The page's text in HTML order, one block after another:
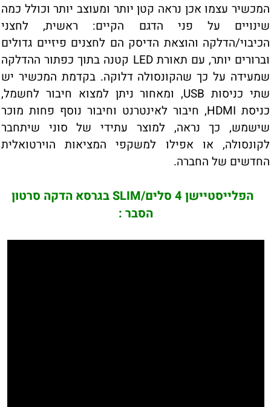
המכשיר עצמו אכן נראה קטן יותר ומעוצב יותר וכולל כמה
שינויים על פני הדגם הקיים: ראשית, לחצני
הכיבוי/הדלקה והוצאת הדיסק הם לחצנים פיזיים גדולים
וברורים יותר, עם תאורת LED קטנה בתוך כפתור ההדלקה
שמעידה על כך שהקונסולה דלוקה. בקדמת המכשיר יש
שתי כניסות USB, ומאחור ניתן למצוא חיבור לחשמל,
כניסת HDMI, חיבור לאינטרנט וחיבור נוסף פחות מוכר
שישמש, כך נראה, למוצר עתידי של סוני שיתחבר
לקונסולה, או אפילו למשקפי המציאות הוירטואלית
החדשים של החברה.
הפלייסטיישן 4 סלים/SLIM בגרסא הדקה סרטון
הסבר :